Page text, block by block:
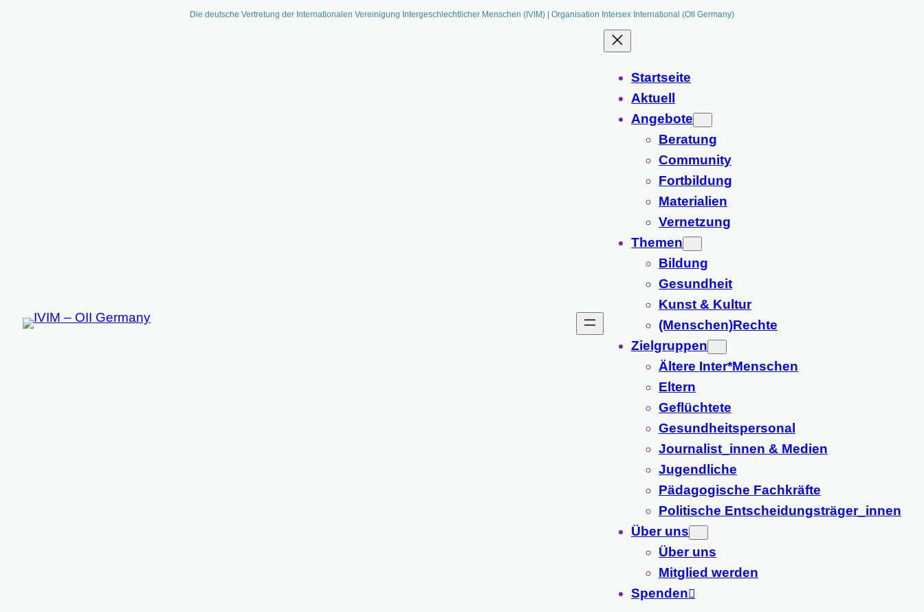
Die deutsche Vertretung der Internationalen Vereinigung Intergeschlechtlicher Menschen (IVIM) | Organisation Intersex International (OII Germany)
Startseite
Aktuell
Angebote
Beratung
Community
Fortbildung
Materialien
Vernetzung
Themen
Bildung
Gesundheit
Kunst & Kultur
(Menschen)Rechte
Zielgruppen
Ältere Inter*Menschen
Eltern
Geflüchtete
Gesundheitspersonal
Journalist_innen & Medien
Jugendliche
Pädagogische Fachkräfte
Politische Entscheidungsträger_innen
Über uns
Über uns
Mitglied werden
Spenden